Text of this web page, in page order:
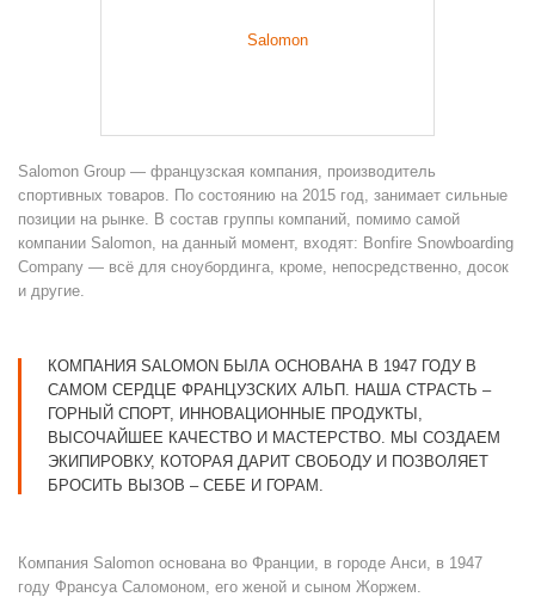
Salomon Group — французская компания, производитель
спортивных товаров. По состоянию на 2015 год, занимает сильные
позиции на рынке. В состав группы компаний, помимо самой
компании Salomon, на данный момент, входят: Bonfire Snowboarding
Company — всё для сноубординга, кроме, непосредственно, досок
и другие.
КОМПАНИЯ SALOMON БЫЛА ОСНОВАНА В 1947 ГОДУ В
САМОМ СЕРДЦЕ ФРАНЦУЗСКИХ АЛЬП. НАША СТРАСТЬ –
ГОРНЫЙ СПОРТ, ИННОВАЦИОННЫЕ ПРОДУКТЫ,
ВЫСОЧАЙШЕЕ КАЧЕСТВО И МАСТЕРСТВО. МЫ СОЗДАЕМ
ЭКИПИРОВКУ, КОТОРАЯ ДАРИТ СВОБОДУ И ПОЗВОЛЯЕТ
БРОСИТЬ ВЫЗОВ – СЕБЕ И ГОРАМ.
Компания Salomon основана во Франции, в городе Анси, в 1947
году Франсуа Саломоном, его женой и сыном Жоржем.